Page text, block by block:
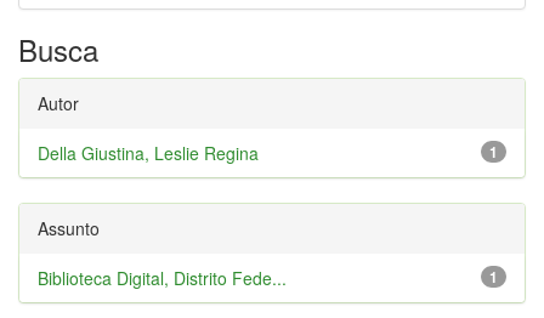
Busca
Autor
1
Della Giustina, Leslie Regina
Assunto
1
Biblioteca Digital, Distrito Fede...